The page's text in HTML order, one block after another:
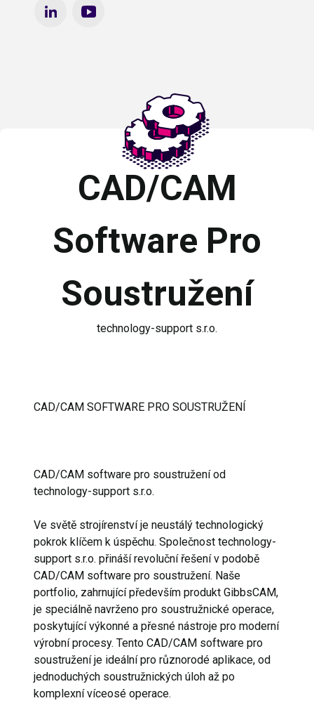
CAD/CAM
Software Pro
Soustružení
technology-support s.r.o.
CAD/CAM SOFTWARE PRO SOUSTRUŽENÍ
CAD/CAM software pro soustružení od
technology-support s.r.o.
Ve světě strojírenství je neustálý technologický
pokrok klíčem k úspěchu. Společnost technology-
support s.r.o. přináší revoluční řešení v podobě
CAD/CAM software pro soustružení. Naše
portfolio, zahrnující především produkt GibbsCAM,
je speciálně navrženo pro soustružnické operace,
poskytující výkonné a přesné nástroje pro moderní
výrobní procesy. Tento CAD/CAM software pro
soustružení je ideální pro různorodé aplikace, od
jednoduchých soustružnických úloh až po
komplexní víceosé operace.